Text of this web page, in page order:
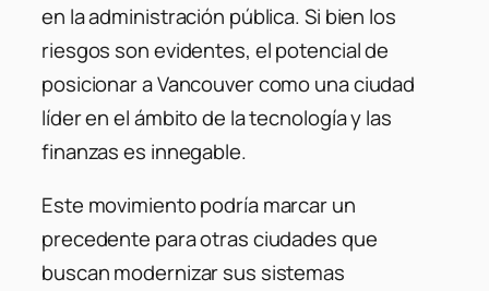
en la administración pública. Si bien los
riesgos son evidentes, el potencial de
posicionar a Vancouver como una ciudad
líder en el ámbito de la tecnología y las
finanzas es innegable.
Este movimiento podría marcar un
precedente para otras ciudades que
buscan modernizar sus sistemas